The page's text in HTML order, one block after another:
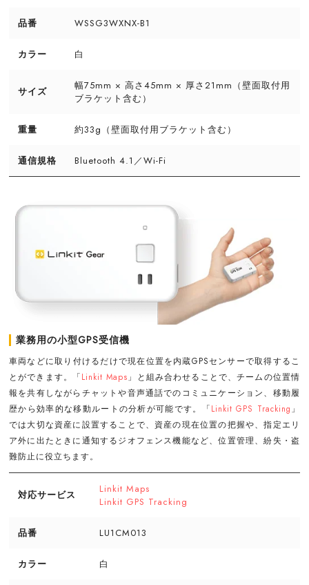
品番 WSSG3WXNX-B1
カラー 白
サイズ
幅75mm × 高さ45mm × 厚さ21mm（壁面取付用
ブラケット含む）
重量 約33g（壁面取付用ブラケット含む）
通信規格 Bluetooth 4.1／Wi-Fi
業務用の小型GPS受信機
車両などに取り付けるだけで現在位置を内蔵GPSセンサーで取得するこ
とができます。「Linkit Maps 」と組み合わせることで、チームの位置情
報を共有しながらチャットや音声通話でのコミュニケーション、移動履
歴から効率的な移動ルートの分析が可能です。「Linkit GPS Tracking 」
では大切な資産に設置することで、資産の現在位置の把握や、指定エリ
ア外に出たときに通知するジオフェンス機能など、位置管理、紛失・盗
難防止に役立ちます。
対応サービス
Linkit Maps
Linkit GPS Tracking
品番 LU1CM013
カラー 白